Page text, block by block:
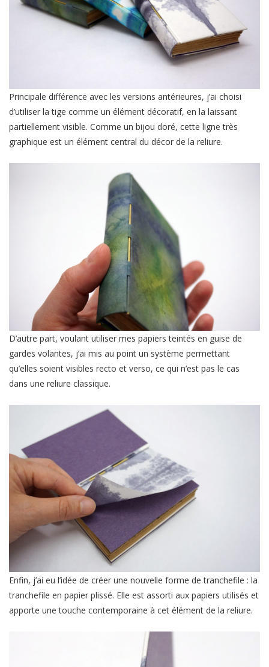
Principale différence avec les versions antérieures, j’ai choisi
d’utiliser la tige comme un élément décoratif, en la laissant
partiellement visible. Comme un bijou doré, cette ligne très
graphique est un élément central du décor de la reliure.
D’autre part, voulant utiliser mes papiers teintés en guise de
gardes volantes, j’ai mis au point un système permettant
qu’elles soient visibles recto et verso, ce qui n’est pas le cas
dans une reliure classique.
Enfin, j’ai eu l’idée de créer une nouvelle forme de tranchefile : la
tranchefile en papier plissé. Elle est assorti aux papiers utilisés et
apporte une touche contemporaine à cet élément de la reliure.